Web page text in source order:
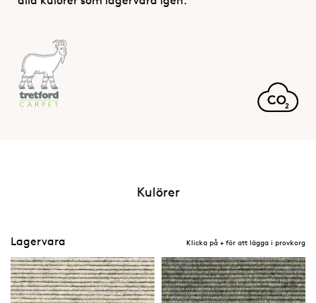
Kulörer
Lagervara Klicka på + för att lägga i provkorg